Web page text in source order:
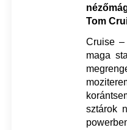
Tom
Cruise
maga
sztárok